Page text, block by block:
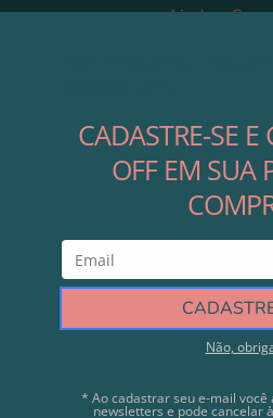
Ajuda e
Nossas
Direitos autorais © 2023 Modali Baby.